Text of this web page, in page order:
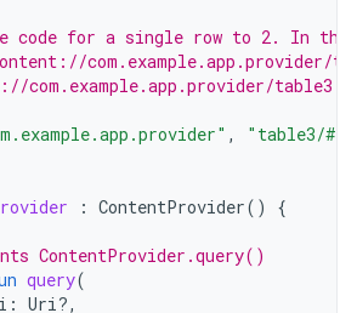
code for a single row to 2. In
com.example.app.provider/
com.example.app.provider/table3
, "table3/#"
: ContentProvider()
{
ContentProvider.query()
query(
: Uri?,